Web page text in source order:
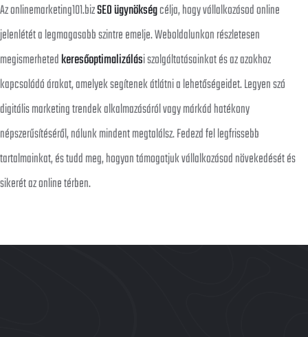
Az onlinemarketing101.bizSEO ügynökségcélja, hogy vállalkozásod online
jelenlétét a legmagasabb szintre emelje. Weboldalunkon részletesen
megismerhetedkeresőoptimalizálási szolgáltatásainkat és az azokhoz
kapcsolódó árakat, amelyek segítenek átlátni a lehetőségeidet. Legyen szó
digitális marketing trendek alkalmazásáról vagy márkád hatékony
népszerűsítéséről, nálunk mindent megtalálsz. Fedezd fel legfrissebb
tartalmainkat, és tudd meg, hogyan támogatjuk vállalkozásod növekedését és
sikerét az online térben.